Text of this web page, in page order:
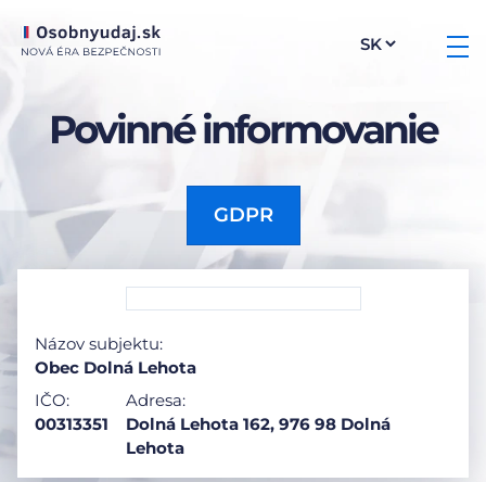
Povinné informovanie
GDPR
Názov subjektu:
Obec Dolná Lehota
IČO:
00313351
Adresa:
Dolná Lehota 162, 976 98 Dolná
Lehota